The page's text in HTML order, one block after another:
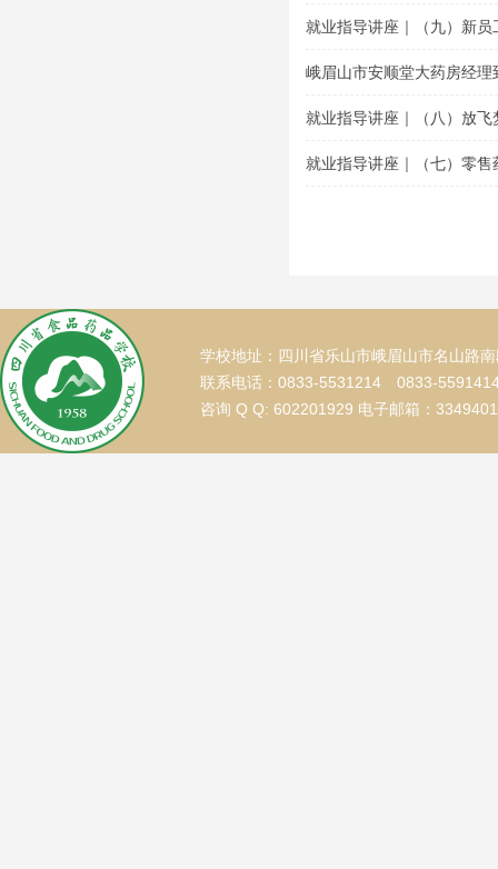
就业指导讲座｜（九）新员
峨眉山市安顺堂大药房经
就业指导讲座｜（八）放飞
就业指导讲座｜（七）零售
学校地址：四川省乐山市峨眉山市名山路
联系电话：0833-5531214 0833-
咨询 Q Q: 602201929 电子邮箱：